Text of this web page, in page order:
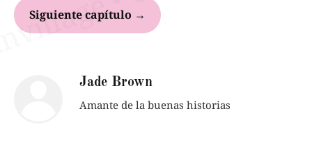
Siguiente capítulo →
Jade Brown
Amante de la buenas historias